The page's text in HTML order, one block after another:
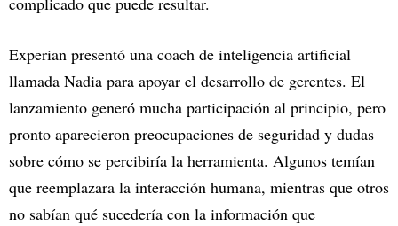
Experian presentó una coach de inteligencia artificial
llamada Nadia para apoyar el desarrollo de gerentes. El
lanzamiento generó mucha participación al principio, pero
pronto aparecieron preocupaciones de seguridad y dudas
sobre cómo se percibiría la herramienta. Algunos temían
que reemplazara la interacción humana, mientras que otros
no sabían qué sucedería con la información que